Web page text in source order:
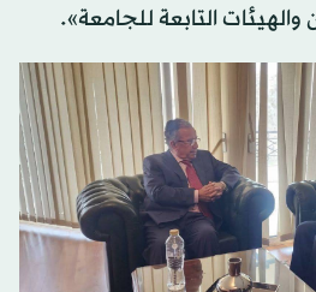
التابعة للجامعة».